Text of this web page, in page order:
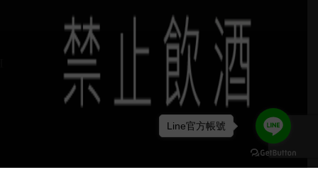
Line官方帳號